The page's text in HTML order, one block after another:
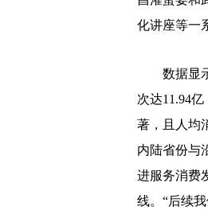
化讲座等一
数据显示
次达11.94
著，且人均
内陆省份与
进服务消费
线。“后续